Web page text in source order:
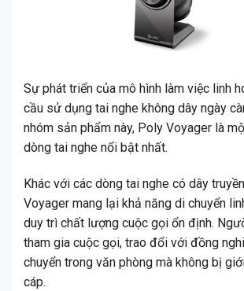
Sự phát triển của mô hình làm việc linh
cầu sử dụng tai nghe không dây ngày
nhóm sản phẩm này, Poly Voyager là
dòng tai nghe nổi bật nhất.
Khác với các dòng tai nghe có dây
Voyager mang lại khả năng di chuyển
duy trì chất lượng cuộc gọi ổn định.
tham gia cuộc gọi, trao đổi với đồng
chuyển trong văn phòng mà không bị
cáp.